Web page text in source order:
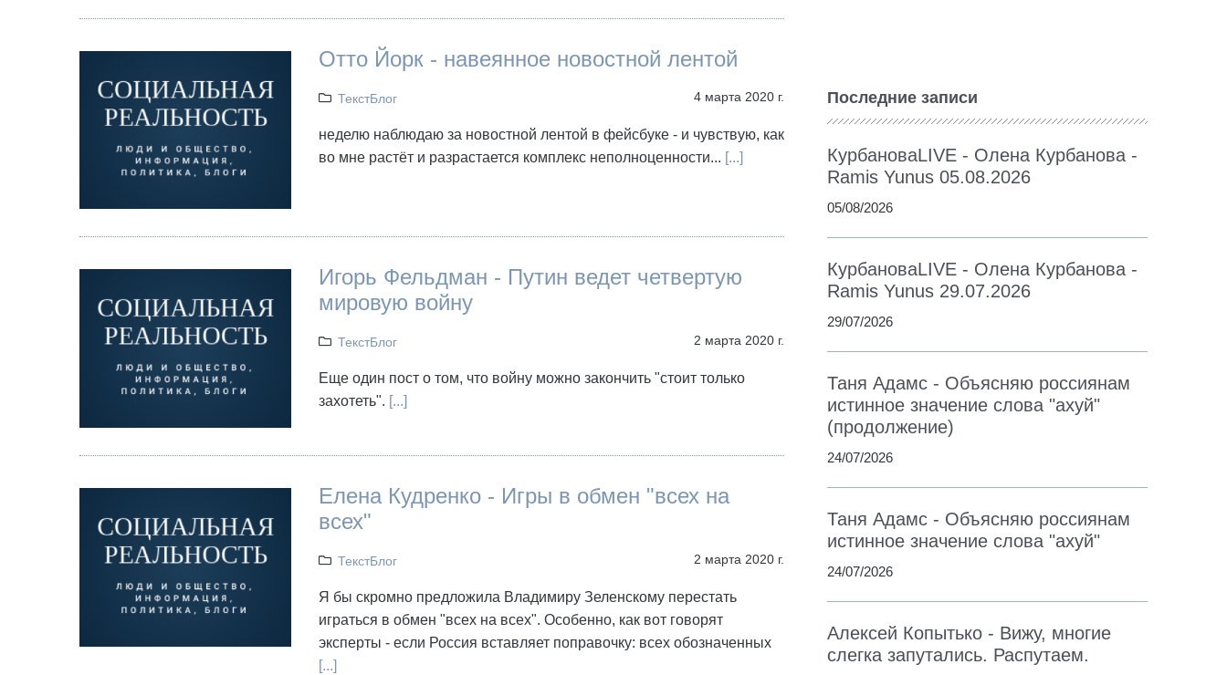
Отто Йорк - навеянное новостной лентой
ТекстБлог 4 марта 2020 г.
неделю наблюдаю за новостной лентой в фейсбуке - и чувствую, как
во мне растёт и разрастается комплекс неполноценности... [...]
Игорь Фельдман - Путин ведет четвертую
мировую войну
ТекстБлог 2 марта 2020 г.
Еще один пост о том, что войну можно закончить "стоит только
захотеть". [...]
Елена Кудренко - Игры в обмен "всех на
всех"
ТекстБлог 2 марта 2020 г.
Я бы скромно предложила Владимиру Зеленскому перестать
играться в обмен "всех на всех". Особенно, как вот говорят
эксперты - если Россия вставляет поправочку: всех обозначенных
[...]
Последние записи
КурбановаLIVE - Олена Курбанова -
Ramis Yunus 05.08.2026
05/08/2026
КурбановаLIVE - Олена Курбанова -
Ramis Yunus 29.07.2026
29/07/2026
Таня Адамс - Объясняю россиянам
истинное значение слова "ахуй"
(продолжение)
24/07/2026
Таня Адамс - Объясняю россиянам
истинное значение слова "ахуй"
24/07/2026
Алексей Копытько - Вижу, многие
слегка запутались. Распутаем.